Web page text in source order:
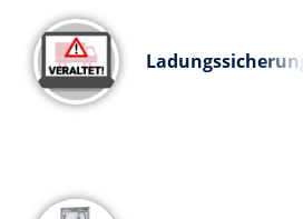
Ladungssicherung